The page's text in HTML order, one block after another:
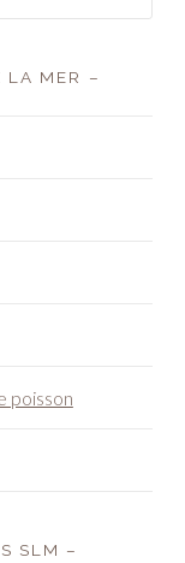
LA MER –
poisson
SLM –